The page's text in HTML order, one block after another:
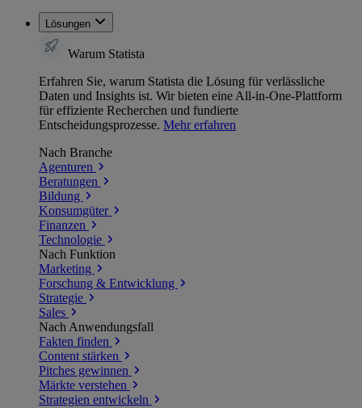
Lösungen
Warum Statista
Erfahren Sie, warum Statista die Lösung für verlässliche
Daten und Insights ist. Wir bieten eine All-in-One-Plattform
für effiziente Recherchen und fundierte
Entscheidungsprozesse. Mehr erfahren
Nach Branche
Agenturen
Beratungen
Bildung
Konsumgüter
Finanzen
Technologie
Nach Funktion
Marketing
Forschung & Entwicklung
Strategie
Sales
Nach Anwendungsfall
Fakten finden
Content stärken
Pitches gewinnen
Märkte verstehen
Strategien entwickeln